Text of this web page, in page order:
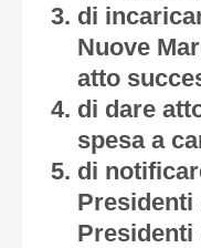
di
Nuove
atto
di dare
spesa a
di
Presidenti
Presidenti